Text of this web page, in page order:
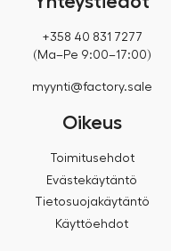
+358 40 831 7277
(Ma–Pe 9:00–17:00)
myynti@factory.sale
Oikeus
Toimitusehdot
Evästekäytäntö
Tietosuojakäytäntö
Käyttöehdot